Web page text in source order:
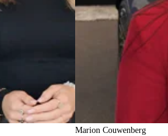
Marion Couwenberg